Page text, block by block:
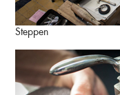
Steppen